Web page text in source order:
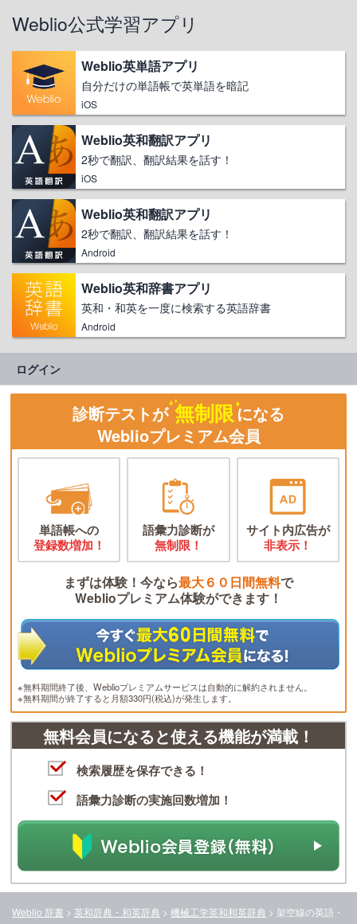
Weblio公式学習アプリ
Weblio英単語アプリ
自分だけの単語帳で英単語を暗記
iOS
Weblio英和翻訳アプリ
2秒で翻訳、翻訳結果を話す！
iOS
Weblio英和翻訳アプリ
2秒で翻訳、翻訳結果を話す！
Android
Weblio英和辞書アプリ
英和・和英を一度に検索する英語辞書
Android
ログイン
診断テストが 無制限になる
Weblioプレミアム会員
単語帳への
登録数増加！
語彙力診断が
無制限！
サイト内広告が
非表示！
まずは体験！今なら最大６０日間無料で
Weblioプレミアム体験ができます！
※無料期間終了後、Weblioプレミアムサービスは自動的に解約されません。
※無料期間が終了すると月額330円(税込)が発生します。
無料会員になると使える機能が満載！
検索履歴を保存できる！
語彙力診断の実施回数増加！
Weblio 辞書 > 英和辞典・和英辞典 > 機械工学英和和英辞典 > 架空線の英語・